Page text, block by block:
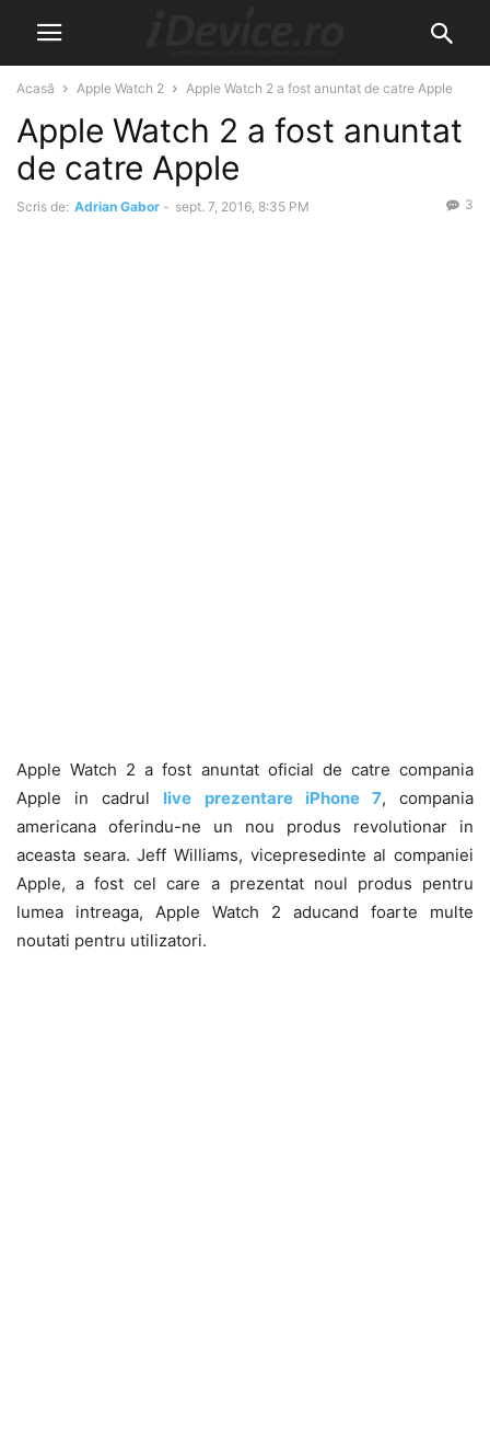
Acasă Apple Watch 2 Apple Watch 2 a fost anuntat de catre Apple
Apple Watch 2 a fost anuntat
de catre Apple
Scris de: Adrian Gabor - sept. 7, 2016, 8:35 PM 3
Apple Watch 2 a fost anuntat oficial de catre compania
Apple in cadrul live prezentare iPhone 7, compania
americana oferindu-ne un nou produs revolutionar in
aceasta seara. Jeff Williams, vicepresedinte al companiei
Apple, a fost cel care a prezentat noul produs pentru
lumea intreaga, Apple Watch 2 aducand foarte multe
noutati pentru utilizatori.